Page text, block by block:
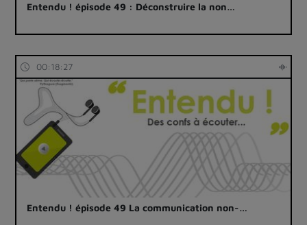
Entendu ! épisode 49 : Déconstruire la non…
00:18:27
Entendu ! épisode 49 La communication non-…